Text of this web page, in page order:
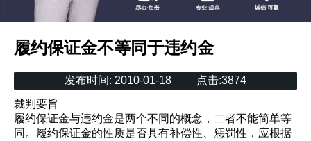
履约保证金不等同于违约金
发布时间: 2010-01-18 点击:3874
裁判要旨
履约保证金与违约金是两个不同的概念，二者不能简单等
同。履约保证金的性质是否具有补偿性、惩罚性，应根据